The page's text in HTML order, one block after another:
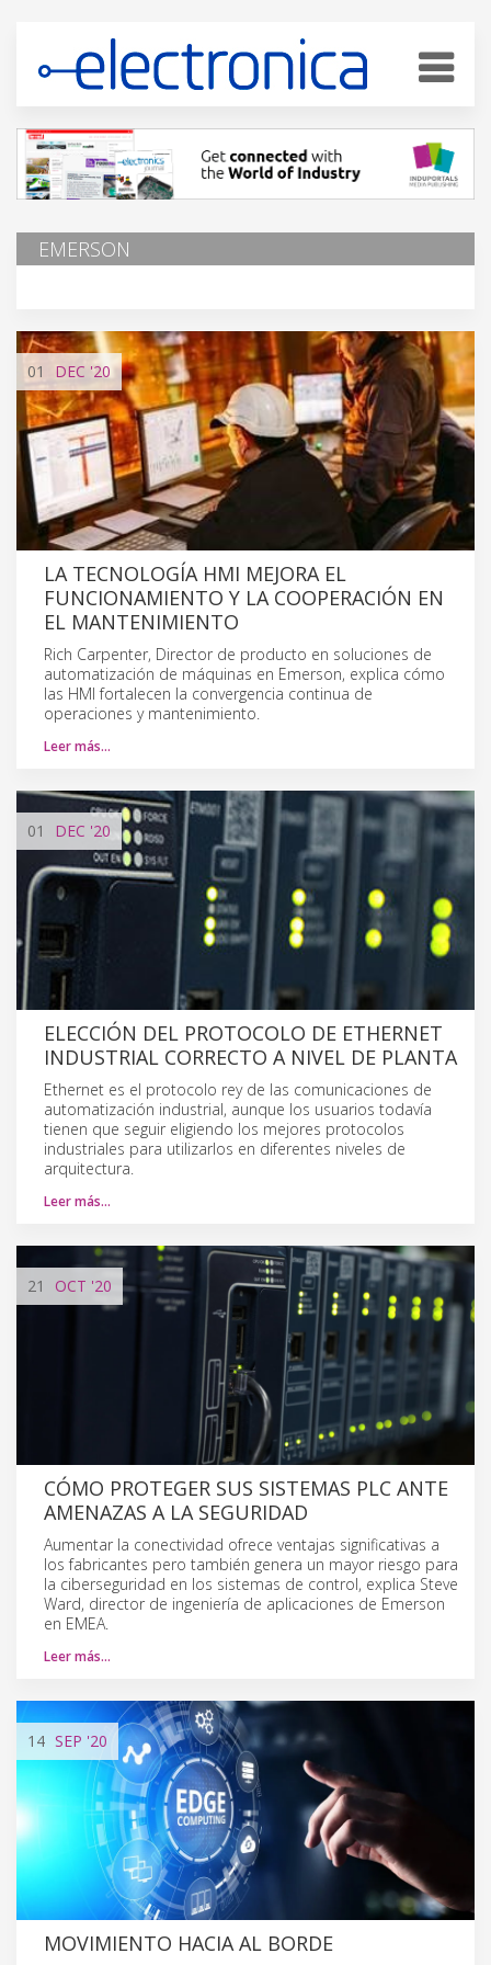
EMERSON
01 DEC '20
LA TECNOLOGÍA HMI MEJORA EL
FUNCIONAMIENTO Y LA COOPERACIÓN EN
EL MANTENIMIENTO
Rich Carpenter, Director de producto en soluciones de
automatización de máquinas en Emerson, explica cómo
las HMI fortalecen la convergencia continua de
operaciones y mantenimiento.
Leer más…
01 DEC '20
ELECCIÓN DEL PROTOCOLO DE ETHERNET
INDUSTRIAL CORRECTO A NIVEL DE PLANTA
Ethernet es el protocolo rey de las comunicaciones de
automatización industrial, aunque los usuarios todavía
tienen que seguir eligiendo los mejores protocolos
industriales para utilizarlos en diferentes niveles de
arquitectura.
Leer más…
21 OCT '20
CÓMO PROTEGER SUS SISTEMAS PLC ANTE
AMENAZAS A LA SEGURIDAD
Aumentar la conectividad ofrece ventajas significativas a
los fabricantes pero también genera un mayor riesgo para
la ciberseguridad en los sistemas de control, explica Steve
Ward, director de ingeniería de aplicaciones de Emerson
en EMEA.
Leer más…
14 SEP '20
MOVIMIENTO HACIA AL BORDE